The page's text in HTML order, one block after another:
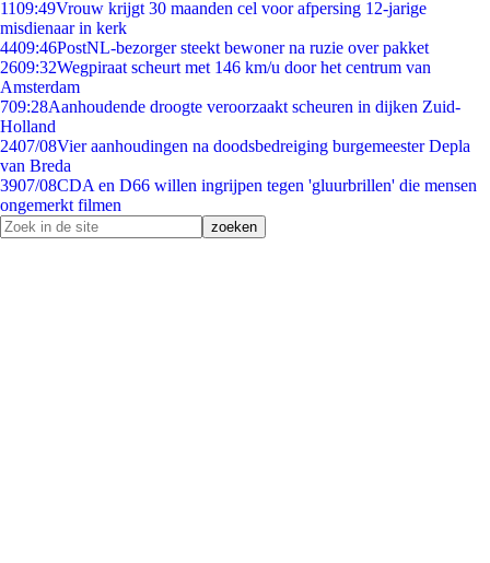
1109:49Vrouw krijgt 30 maanden cel voor afpersing 12-jarige
misdienaar in kerk
4409:46PostNL-bezorger steekt bewoner na ruzie over pakket
2609:32Wegpiraat scheurt met 146 km/u door het centrum van
Amsterdam
709:28Aanhoudende droogte veroorzaakt scheuren in dijken Zuid-
Holland
2407/08Vier aanhoudingen na doodsbedreiging burgemeester Depla
van Breda
3907/08CDA en D66 willen ingrijpen tegen 'gluurbrillen' die mensen
ongemerkt filmen